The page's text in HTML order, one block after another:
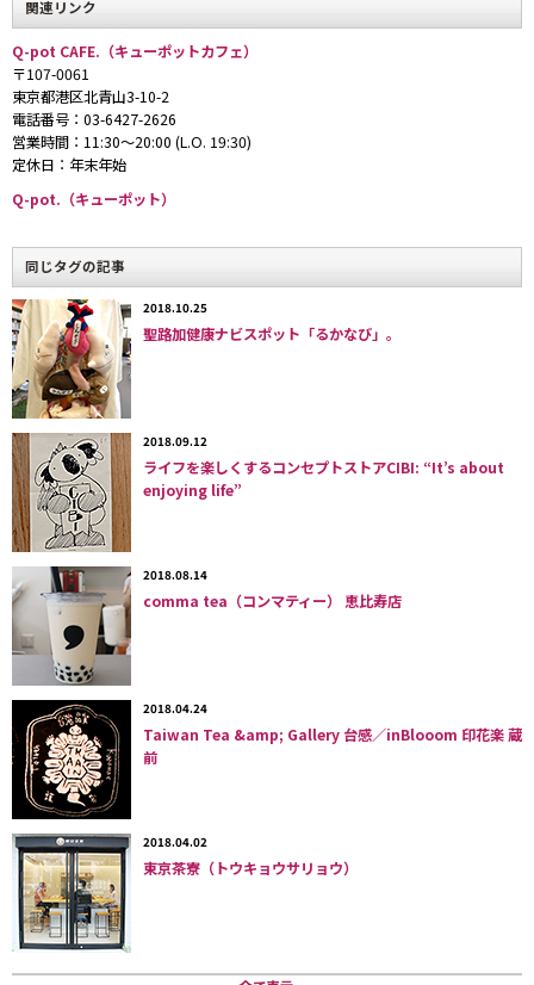
Q-pot.の人気シリーズ、マカロンのアクセサリーをスイーツで忠実に再現。
ティーカップやポット、カトラリーはすべてオリジナル。持ち手がQになっ
たカップは購入することができる。
まるでお菓子の家のようなメルヘンな店内。ビスケットルーム、ホイップル
ームなど9つのテーマで分かれている。
5種のケーキから選べるネックレス プレート（税込￥2,000）の3種をドリ
ンクとセットで提供。
関連リンク
Q-pot CAFE.（キューポットカフェ）
〒107-0061
東京都港区北青山3-10-2
電話番号：03-6427-2626
営業時間：11:30〜20:00 (L.O. 19:30)
定休日：年末年始
Q-pot.（キューポット）
同じタグの記事
2018.10.25
聖路加健康ナビスポット「るかなび」。
2018.09.12
ライフを楽しくするコンセプトストアCIBI: “It’s about
enjoying life”
2018.08.14
comma tea（コンマティー） 恵比寿店
2018.04.24
Taiwan Tea &amp; Gallery 台感／inBlooom 印花楽 蔵
前
2018.04.02
東京茶寮（トウキョウサリョウ）